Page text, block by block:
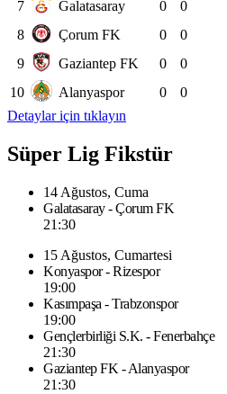
7
Galatasaray 0
0
8
Çorum FK 0
0
9
Gaziantep FK 0
0
10
Alanyaspor 0
0
Detaylar için tıklayın
Süper Lig Fikstür
14 Ağustos, Cuma
Galatasaray - Çorum FK
21:30
15 Ağustos, Cumartesi
Konyaspor - Rizespor
19:00
Kasımpaşa - Trabzonspor
19:00
Gençlerbirliği S.K. - Fenerbahçe
21:30
Gaziantep FK - Alanyaspor
21:30